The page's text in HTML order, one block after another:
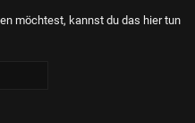
möchtest, kannst du das hier tun